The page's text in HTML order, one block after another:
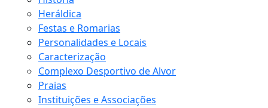
Heráldica
Festas e Romarias
Personalidades e Locais
Caracterização
Complexo Desportivo de Alvor
Praias
Instituições e Associações